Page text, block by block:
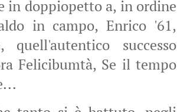
in doppiopetto a, in ordine
in campo, Enrico '61,
successo
Felicibumtà, Se il tempo